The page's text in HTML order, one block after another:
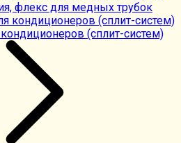
флекс для медных трубок
(сплит-систем)